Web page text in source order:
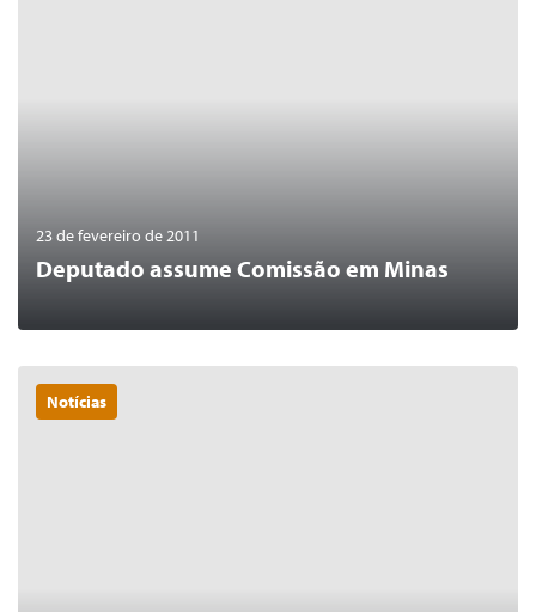
23 de fevereiro de 2011
Deputado assume Comissão em Minas
Notícias